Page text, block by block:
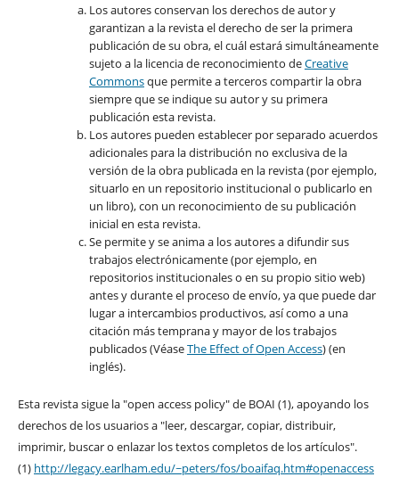
Los autores conservan los derechos de autor y
garantizan a la revista el derecho de ser la primera
publicación de su obra, el cuál estará simultáneamente
sujeto a la licencia de reconocimiento deCreative
Commonsque permite a terceros compartir la obra
siempre que se indique su autor y su primera
publicación esta revista.
Los autores pueden establecer por separado acuerdos
adicionales para la distribución no exclusiva de la
versión de la obra publicada en la revista (por ejemplo,
situarlo en un repositorio institucional o publicarlo en
un libro), con un reconocimiento de su publicación
inicial en esta revista.
Se permite y se anima a los autores a difundir sus
trabajos electrónicamente (por ejemplo, en
repositorios institucionales o en su propio sitio web)
antes y durante el proceso de envío, ya que puede dar
lugar a intercambios productivos, así como a una
citación más temprana y mayor de los trabajos
publicados (VéaseThe Effect of Open Access) (en
inglés).
Esta revista sigue la "open access policy" de BOAI (1), apoyando los
derechos de los usuarios a "leer, descargar, copiar, distribuir,
imprimir, buscar o enlazar los textos completos de los artículos".
(1) http://legacy.earlham.edu/~peters/fos/boaifaq.htm#openaccess